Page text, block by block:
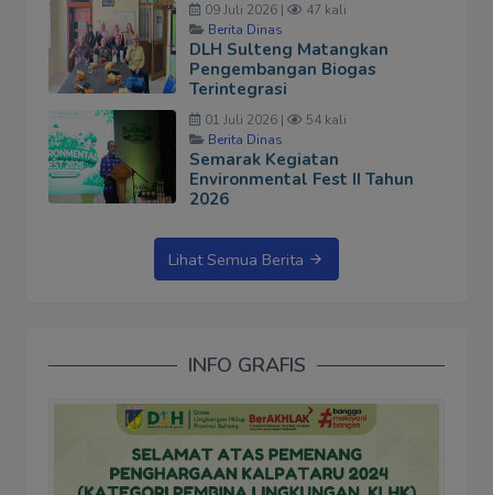
09 Juli 2026 |
47 kali
Berita Dinas
DLH Sulteng Matangkan
Pengembangan Biogas
Terintegrasi
01 Juli 2026 |
54 kali
Berita Dinas
Semarak Kegiatan
Environmental Fest II Tahun
2026
Lihat Semua Berita
INFO GRAFIS